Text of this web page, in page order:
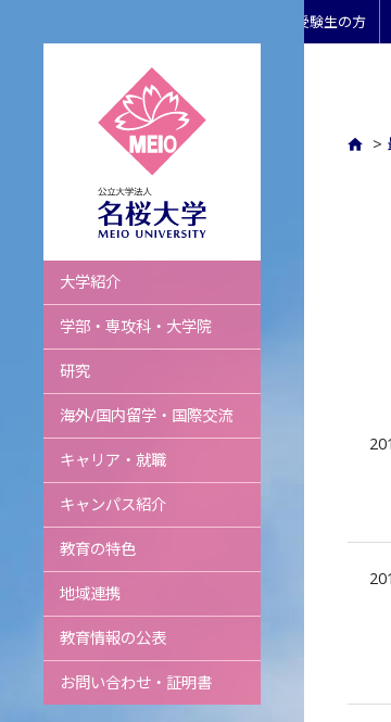
受験生の方
名桜大学
大学紹介
学部・専攻科・大学院
研究
海外/国内留学・国際交流
キャリア・就職
キャンパス紹介
教育の特色
地域連携
教育情報の公表
お問い合わせ・証明書
>